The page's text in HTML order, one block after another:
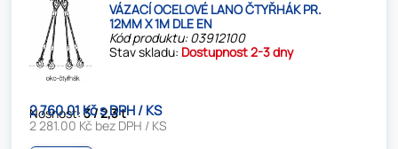
VÁZACÍ OCELOVÉ LANO ČTYŘHÁK PR.
12MM X 1M DLE EN
Kód produktu: 03912100
Stav skladu: Dostupnost 2-3 dny
Nosnost:3 / 2,3 t
2 760.01 Kč s DPH / KS
2 281.00 Kč bez DPH / KS